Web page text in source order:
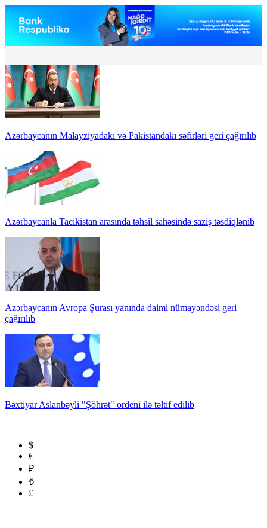
Azərbaycanın Malayziyadakı və Pakistandakı səfirləri geri çağırılıb
Azərbaycanla Tacikistan arasında təhsil sahəsində saziş təsdiqlənib
Azərbaycanın Avropa Şurası yanında daimi nümayəndəsi geri
çağırılıb
Bəxtiyar Aslanbəyli "Şöhrət" ordeni ilə təltif edilib
$
€
₽
₺
£